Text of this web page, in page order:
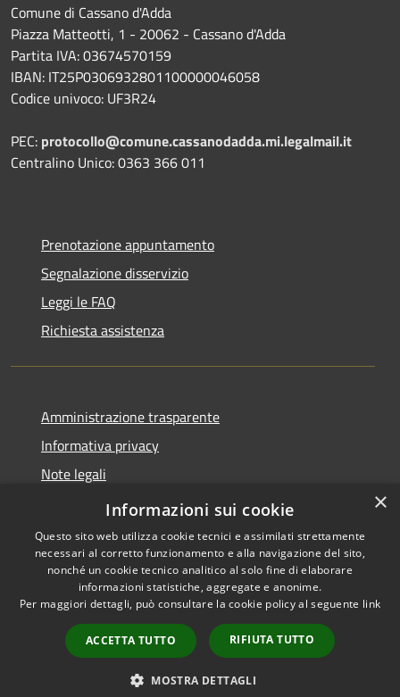
Comune di Cassano d'Adda
Piazza Matteotti, 1 - 20062 - Cassano d'Adda
Partita IVA: 03674570159
IBAN: IT25P0306932801100000046058
Codice univoco: UF3R24
PEC: protocollo@comune.cassanodadda.mi.legalmail.it
Centralino Unico: 0363 366 011
Prenotazione appuntamento
Segnalazione disservizio
Leggi le FAQ
Richiesta assistenza
Amministrazione trasparente
Informativa privacy
Note legali
Dichiarazione di accessibilità
Accessibilità
Copyright © 2026 • Comune di
Cassano d'Adda • Powered by
Municipium•
Accesso
redazione
×
Informazioni sui cookie
Questo sito web utilizza cookie tecnici e assimilati strettamente
necessari al corretto funzionamento e alla navigazione del sito,
nonché un cookie tecnico analitico al solo fine di elaborare
informazioni statistiche, aggregate e anonime.
Per maggiori dettagli, può consultare la cookie policy al seguente link
ACCETTA TUTTO RIFIUTA TUTTO
MOSTRA DETTAGLI